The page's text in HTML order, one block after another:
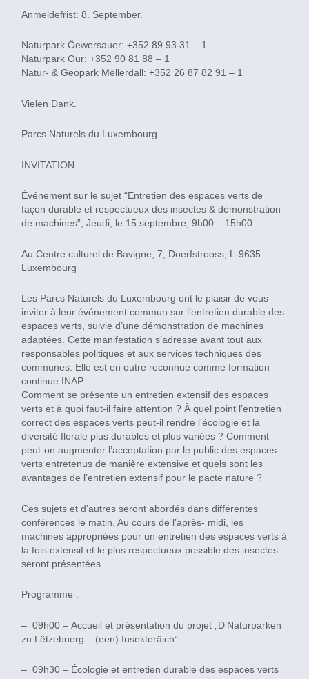
Anmeldefrist: 8. September.
Naturpark Öewersauer: +352 89 93 31 – 1
Naturpark Our: +352 90 81 88 – 1
Natur- & Geopark Mëllerdall: +352 26 87 82 91 – 1
Vielen Dank.
Parcs Naturels du Luxembourg
INVITATION
Événement sur le sujet “Entretien des espaces verts de
façon durable et respectueux des insectes & démonstration
de machines”, Jeudi, le 15 septembre, 9h00 – 15h00
Au Centre culturel de Bavigne, 7, Doerfstrooss, L-9635
Luxembourg
Les Parcs Naturels du Luxembourg ont le plaisir de vous
inviter à leur événement commun sur l’entretien durable des
espaces verts, suivie d’une démonstration de machines
adaptées. Cette manifestation s’adresse avant tout aux
responsables politiques et aux services techniques des
communes. Elle est en outre reconnue comme formation
continue INAP.
Comment se présente un entretien extensif des espaces
verts et à quoi faut-il faire attention ? À quel point l’entretien
correct des espaces verts peut-il rendre l’écologie et la
diversité florale plus durables et plus variées ? Comment
peut-on augmenter l’acceptation par le public des espaces
verts entretenus de manière extensive et quels sont les
avantages de l’entretien extensif pour le pacte nature ?
Ces sujets et d’autres seront abordés dans différentes
conférences le matin. Au cours de l’après- midi, les
machines appropriées pour un entretien des espaces verts à
la fois extensif et le plus respectueux possible des insectes
seront présentées.
Programme :
– 09h00 – Accueil et présentation du projet „D’Naturparken
zu Lëtzebuerg – (een) Insekteräich“
– 09h30 – Écologie et entretien durable des espaces verts